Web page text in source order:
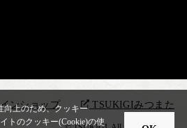
ンショップ TSUKIGIみつまた
向上のため、クッキー
トのクッキー(Cookie)の使